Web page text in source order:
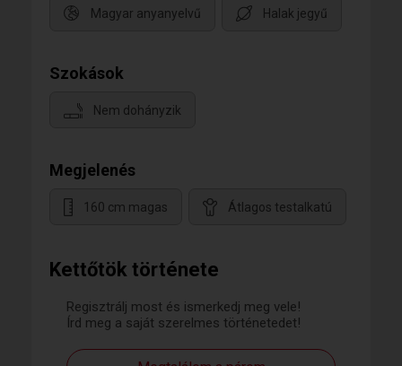
Kettőtök története
Regisztrálj most és ismerkedj meg vele!
Írd meg a saját szerelmes történetedet!
Magyar anyanyelvű Halak jegyű
Szokások
Nem dohányzik
Megjelenés
160 cm magas Átlagos testalkatú